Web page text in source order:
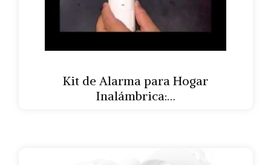
Kit de Alarma para Hogar
Inalámbrica:…